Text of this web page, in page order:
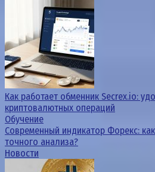
Как работает обменник Secrex.io:
криптовалютных операций
Обучение
Современный индикатор Форекс:
точного анализа?
Новости